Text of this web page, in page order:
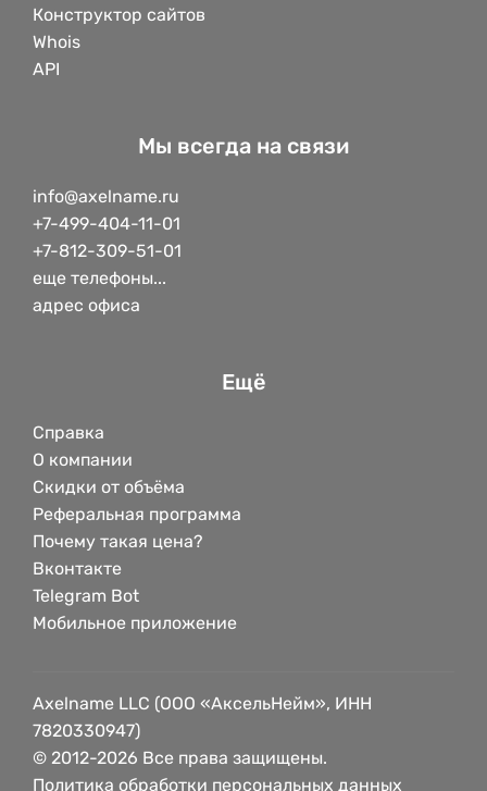
Конструктор сайтов
Whois
API
Мы всегда на связи
info@axelname.ru
+7-499-404-11-01
+7-812-309-51-01
еще телефоны...
адрес офиса
Ещё
Справка
О компании
Скидки от объёма
Реферальная программа
Почему такая цена?
Вконтакте
Telegram Bot
Мобильное приложение
Axelname LLC (ООО «АксельНейм», ИНН
7820330947)
© 2012-2026 Все права защищены.
Политика обработки персональных данных